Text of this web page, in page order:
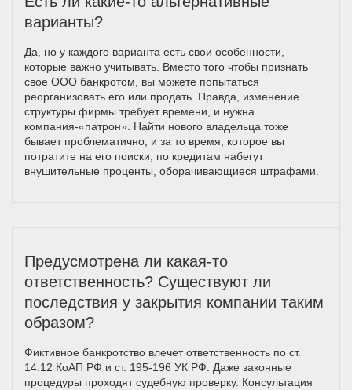
варианты?
Да, но у каждого варианта есть свои особенности,
которые важно учитывать. Вместо того чтобы признать
свое ООО банкротом, вы можете попытаться
реорганизовать его или продать. Правда, изменение
структуры фирмы требует времени, и нужна
компания-«патрон». Найти нового владельца тоже
бывает проблематично, и за то время, которое вы
потратите на его поиски, по кредитам набегут
внушительные проценты, оборачивающиеся штрафами.
Предусмотрена ли какая-то
ответственность? Существуют ли
последствия у закрытия компании таким
образом?
Фиктивное банкротство влечет ответственность по ст.
14.12 КоАП РФ и ст. 195-196 УК РФ. Даже законные
процедуры проходят судебную проверку. Консультация